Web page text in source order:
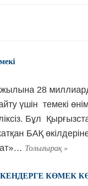
28
үшін темекі
Бұл
БАҚ
Толығырақ»
КӨМЕК